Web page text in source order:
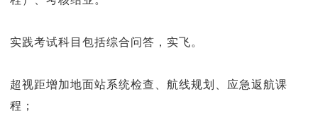
实践考试科目包括综合问答，实飞。
超视距增加地面站系统检查、航线规划、应急返航课
程；